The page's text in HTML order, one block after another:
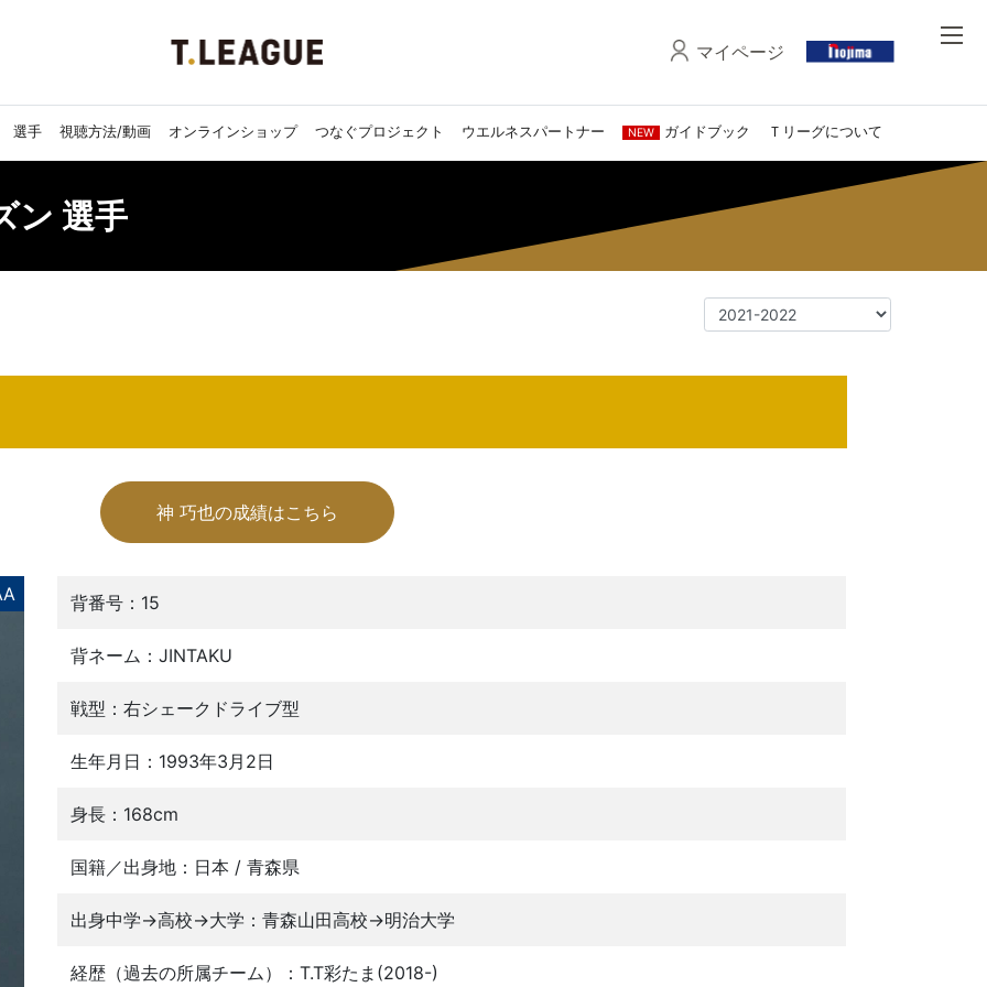
マイページ
選手 視聴方法/動画 オンラインショップ つなぐプロジェクト ウエルネスパートナー NEW ガイドブック Ｔリーグについて
ン 選手
神 巧也の成績はこちら
背番号：15
背ネーム：JINTAKU
戦型：右シェークドライブ型
生年月日：1993年3月2日
身長：168cm
国籍／出身地：日本 / 青森県
出身中学→高校→大学：青森山田高校→明治大学
経歴（過去の所属チーム）：T.T彩たま(2018-)